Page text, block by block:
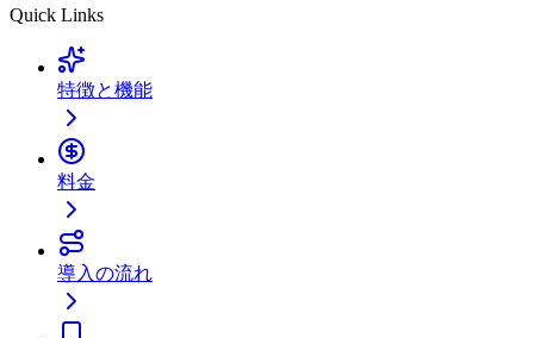
Quick Links
特徴と機能
料金
導入の流れ